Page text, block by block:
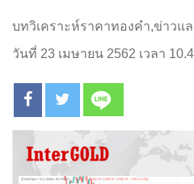
บทวิเคราะห์ราคาทองคำ,ข่าวแ
วันที่ 23 เมษายน 2562 เวลา